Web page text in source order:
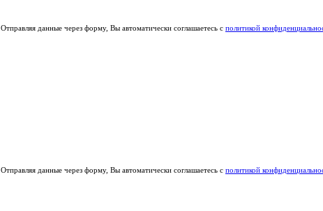
Отправляя данные через форму, Вы автоматически соглашаетесь с политикой
Отправляя данные через форму, Вы автоматически соглашаетесь с политикой